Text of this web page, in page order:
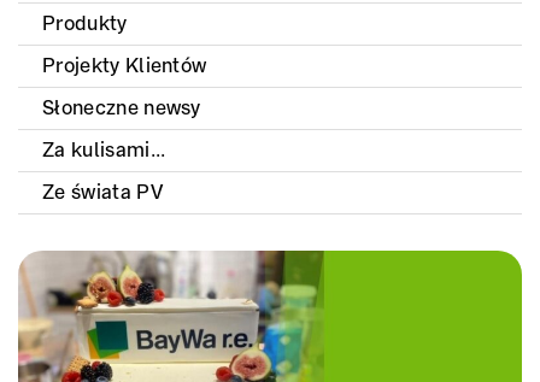
Produkty
Projekty Klientów
Słoneczne newsy
Za kulisami...
Ze świata PV